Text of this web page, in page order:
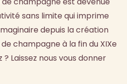
sans limite qui imprime
depuis la création
champagne à la fin du XIXe
Laissez nous vous donner